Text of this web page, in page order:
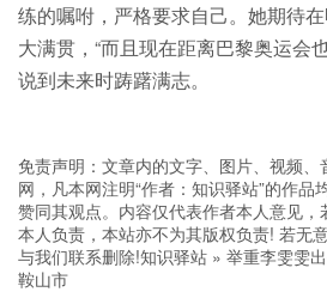
练的嘱咐，严格要求自己。她期待
大满贯，“而且现在距离巴黎奥运会
说到未来时踌躇满志。
免责声明：文章内的文字、图片、视频、
网，凡本网注明“作者：知识驿站”的作品
赞同其观点。内容仅代表作者本人意见
本人负责，本站亦不为其版权负责! 若无
与我们联系删除!知识驿站 » 举重李雯雯
鞍山市